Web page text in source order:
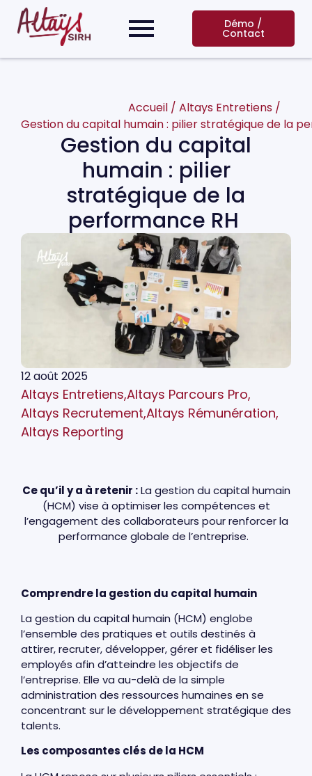
Démo /
Contact
Accueil / Altays Entretiens /
Gestion du capital humain : pilier stratégique de la
Gestion du capital
humain : pilier
stratégique de la
performance RH
12 août 2025
Altays Entretiens,Altays Parcours Pro,
Altays Recrutement,Altays Rémunération,
Altays Reporting
Ce qu’il y a à retenir :La gestion du capital humain
(HCM) vise à optimiser les compétences et
l’engagement des collaborateurs pour renforcer la
performance globale de l’entreprise.
Comprendre la gestion du capital humain
La gestion du capital humain (HCM) englobe
l’ensemble des pratiques et outils destinés à
attirer, recruter, développer, gérer et fidéliser les
employés afin d’atteindre les objectifs de
l’entreprise. Elle va au-delà de la simple
administration des ressources humaines en se
concentrant sur le développement stratégique des
talents.
Les composantes clés de la HCM